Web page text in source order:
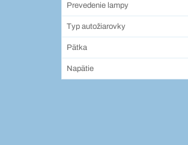
Prevedenie lampy
Typ autožiarovky
Pätka
Napätie